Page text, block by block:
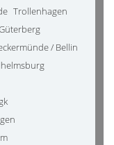
Trollenhagen
/ Bellin